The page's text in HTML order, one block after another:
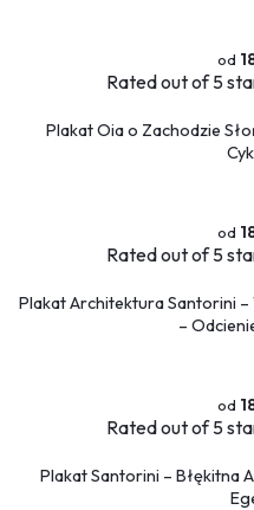
Ratedout of 5
Plakat Oia o Zachodzie
Ratedout of 5
Plakat Architektura Santorini –
–
Ratedout of 5
Plakat Santorini – Błękitna